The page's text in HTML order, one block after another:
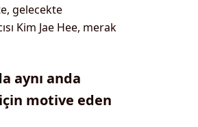
gelecekte
Kim Jae Hee, merak
aynı anda
motive eden